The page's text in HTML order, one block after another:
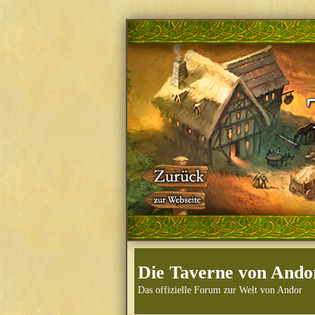
Die Taverne von
Das offizielle Forum zur Welt von Andor